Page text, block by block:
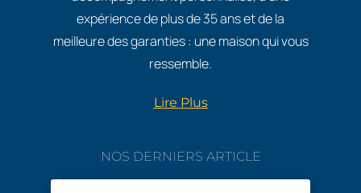
expérience de plus de 35 ans et de la
meilleure des garanties : une maison qui vous
ressemble.
Lire Plus
NOS DERNIERS ARTICLE